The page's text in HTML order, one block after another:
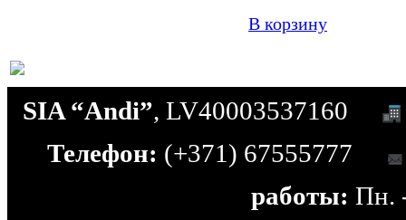
В корзину
SIA “Andi”, LV40003537160
Телефон: (+371) 67555777
работы: Пн.